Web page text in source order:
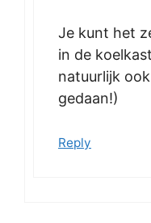
Je kunt het
in de
natuurlijk
gedaan!)
Reply